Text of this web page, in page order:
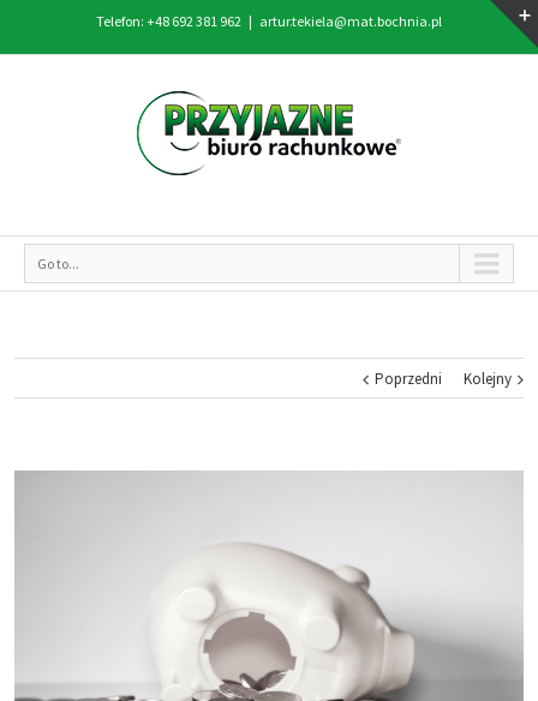
Telefon: +48 692 381 962 | artur.tekiela@mat.bochnia.pl
Go to...
Poprzedni Kolejny